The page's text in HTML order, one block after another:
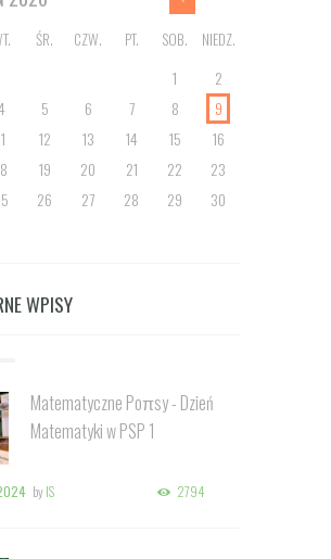
ŚR. CZW. PT. SOB. NIEDZ.
1
2
5 6 7 8
9
12 13 14 15
16
19 20 21 22
23
26 27 28 29
30
WPISY
Matematyczne Poπsy - Dzień
Matematyki w PSP 1
by IS 2794